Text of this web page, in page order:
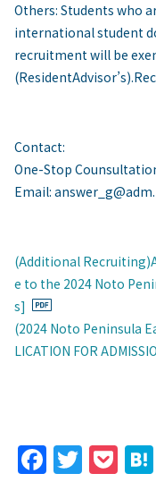
Others: Students who
international student
recruitment will be
Contact:
One-Stop
Email:
(Additional
e to the 2024 Noto
s]
(2024 Noto Peninsula
LICATION FOR
F T P